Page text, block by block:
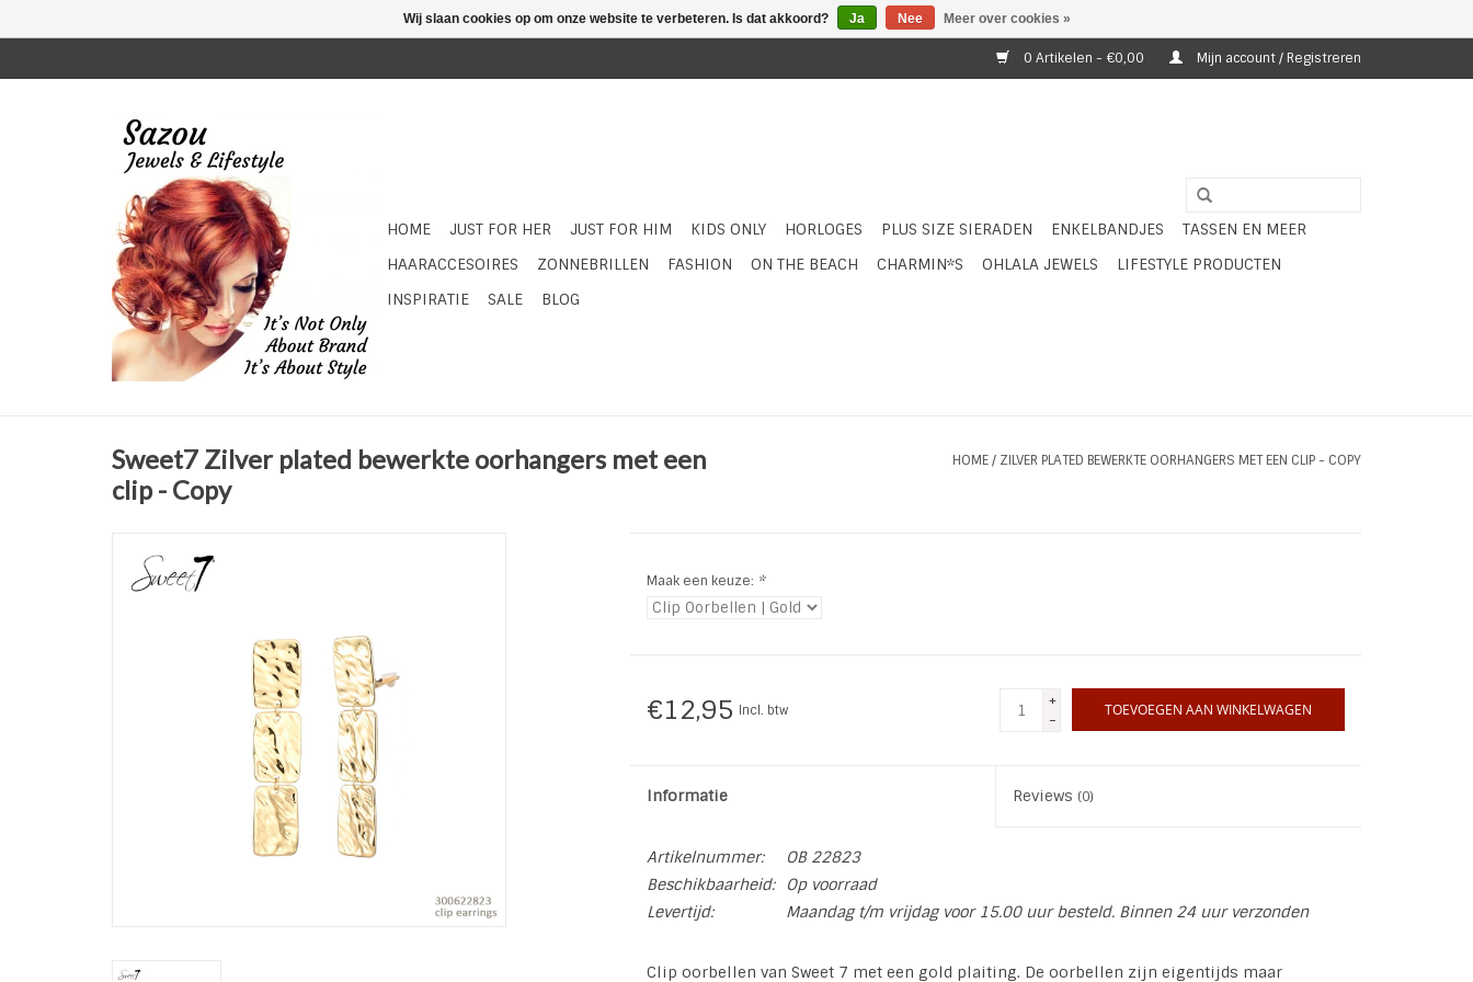
0 Artikelen - €0,00 Mijn account / Registreren
HOME JUST FOR HER JUST FOR HIM KIDS ONLY HORLOGES PLUS SIZE SIERADEN ENKELBANDJES
TASSEN EN MEER
HAARACCESOIRES
ZONNEBRILLEN FASHION ON THE BEACH CHARMIN*S OHLALA JEWELS
LIFESTYLE PRODUCTEN
INSPIRATIE
SALE BLOG
Sweet7 Zilver plated bewerkte oorhangers met een
clip - Copy
HOME/ ZILVER PLATED BEWERKTE OORHANGERS MET EEN CLIP - COPY
Maak een keuze: *
€12,95 Incl. btw
+
-
TOEVOEGEN AAN WINKELWAGEN
Informatie Reviews (0)
Artikelnummer:
OB 22823
Beschikbaarheid:
Op voorraad
Levertijd:
Maandag t/m vrijdag voor 15.00 uur besteld. Binnen 24 uur verzonden
Clip oorbellen van Sweet 7 met een gold plaiting. De oorbellen zijn eigentijds maar
Wij slaan cookies op om onze website te verbeteren. Is dat akkoord? Ja Nee Meer over cookies »